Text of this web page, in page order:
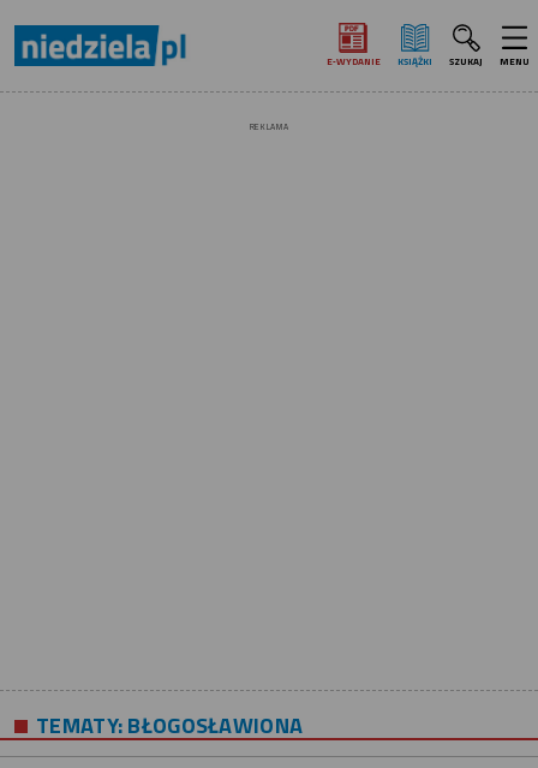
E‑WYDANIE KSIĄŻKI SZUKAJ MENU
REKLAMA
TEMATY:BŁOGOSŁAWIONA